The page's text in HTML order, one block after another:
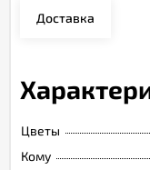
Доставка
Цветы
Кому